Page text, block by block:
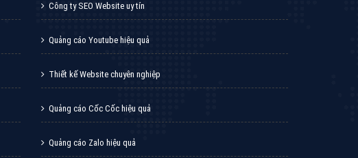
Công ty SEO Website uy tín
Quảng cáo Youtube hiệu quả
Thiết kế Website chuyên nghiệp
Quảng cáo Cốc Cốc hiệu quả
Quảng cáo Zalo hiệu quả